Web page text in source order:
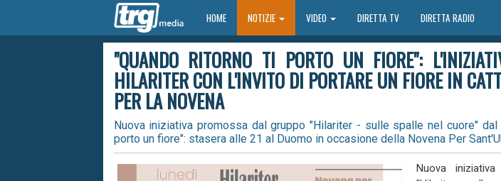
HOMEHOME NOTIZIE VIDEO DIRETTA TV DIRETTA RADIO
"QUANDO RITORNO TI PORTO UN FIORE":
HILARITER CON L'INVITO DI PORTARE UN FIORE IN
PER LA NOVENA
Nuova iniziativa promossa dal gruppo "Hilariter - sulle spalle nel cuore"
porto un fiore": stasera alle 21 al Duomo in occasione della Novena Per
Nuova